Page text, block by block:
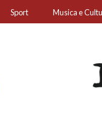
Sport Musica e